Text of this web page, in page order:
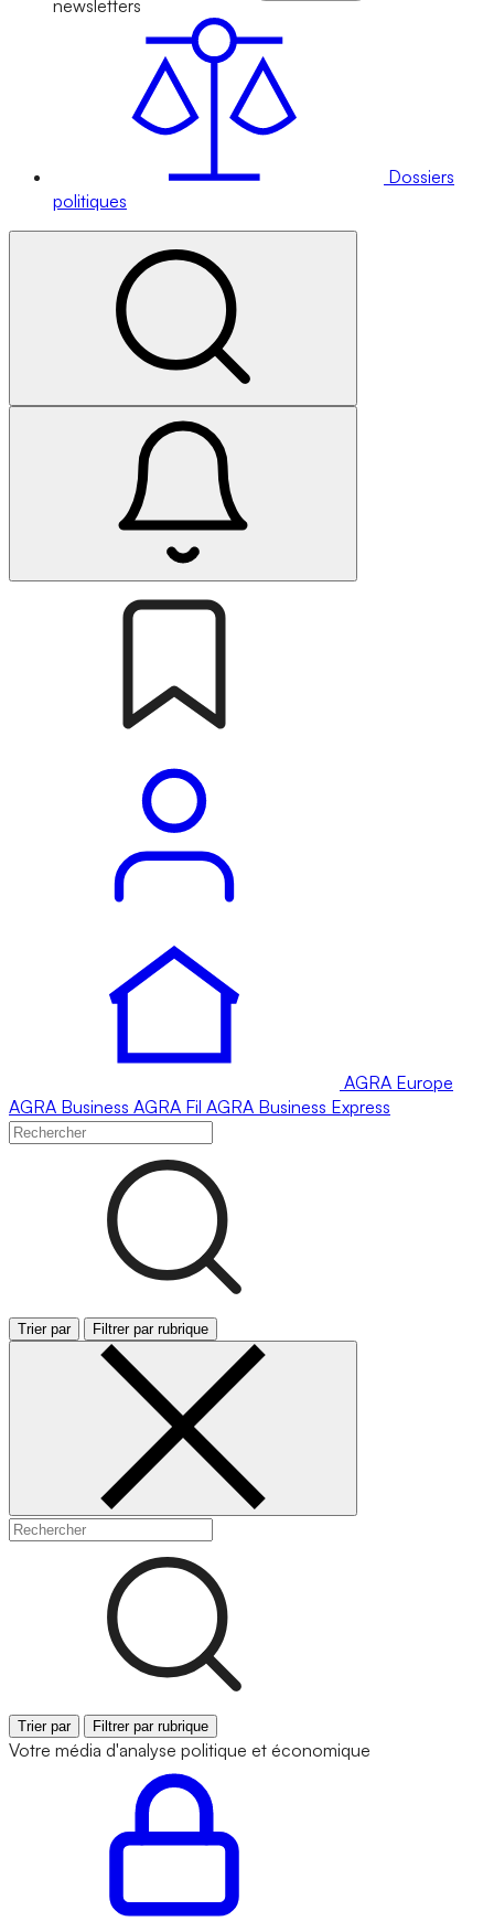
newsletters
Dossiers
politiques
AGRA Europe
AGRA Business AGRA Fil AGRA Business Express
Trier par Filtrer par rubrique
Trier par Filtrer par rubrique
Votre média d'analyse politique et économique